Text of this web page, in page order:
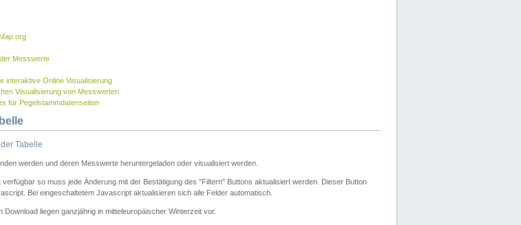
Messwerte
interaktive Online Visualisierung
Visualisierung von Messwerten
für Pegelstammdatenseiten
Tabelle
werden und deren Messwerte heruntergeladen oder visualisiert werden.
so muss jede Änderung mit der Bestätigung des "Filtern" Buttons aktualisiert werden. Dieser Button
Bei eingeschaltetem Javascript aktualisieren sich alle Felder automatisch.
Download liegen ganzjährig in mitteleuropäischer Winterzeit vor.